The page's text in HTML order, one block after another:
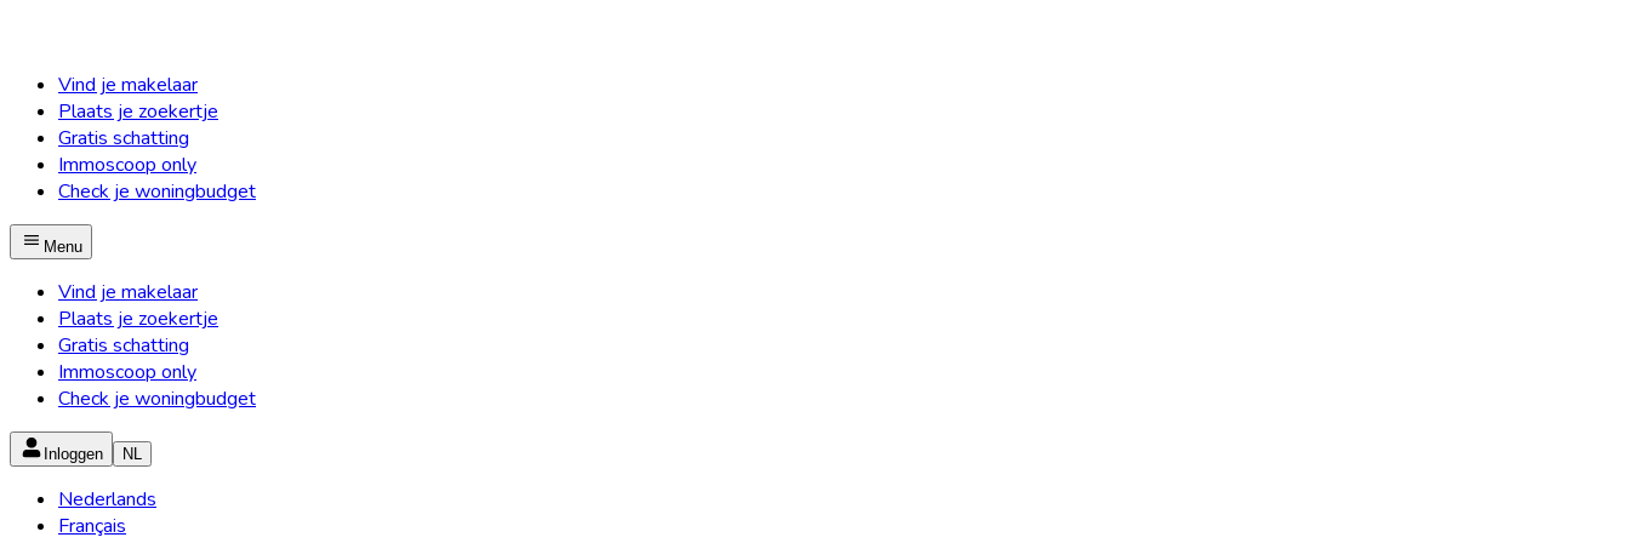
Vind je makelaar
Plaats je zoekertje
Gratis schatting
Immoscoop only
Check je woningbudget
Menu
Vind je makelaar
Plaats je zoekertje
Gratis schatting
Immoscoop only
Check je woningbudget
Inloggen NL
Nederlands
Français